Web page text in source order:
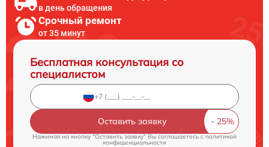
в день обращения
Срочный ремонт
от 35 минут
Бесплатная консультация со
специалистом
Оставить заявку
Нажимая на кнопку "Оставить заявку" Вы соглашаетесь cполитикой
конфиденциальности